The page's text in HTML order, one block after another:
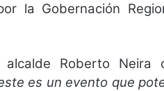
la Gobernación
Roberto Neira
es un evento que